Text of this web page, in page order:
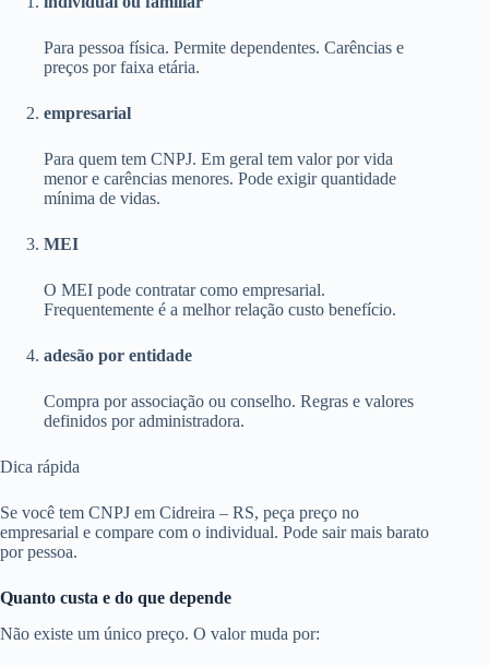
Para pessoa física. Permite dependentes. Carências e
preços por faixa etária.
empresarial
Para quem tem CNPJ. Em geral tem valor por vida
menor e carências menores. Pode exigir quantidade
mínima de vidas.
MEI
O MEI pode contratar como empresarial.
Frequentemente é a melhor relação custo benefício.
adesão por entidade
Compra por associação ou conselho. Regras e valores
definidos por administradora.
Dica rápida
Se você tem CNPJ em Cidreira – RS, peça preço no
empresarial e compare com o individual. Pode sair mais barato
por pessoa.
Quanto custa e do que depende
Não existe um único preço. O valor muda por: